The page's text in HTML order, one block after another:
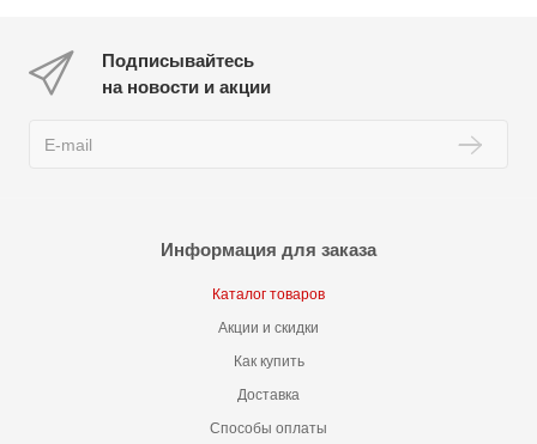
Подписывайтесь
на новости и акции
Информация для заказа
Каталог товаров
Акции и скидки
Как купить
Доставка
Способы оплаты